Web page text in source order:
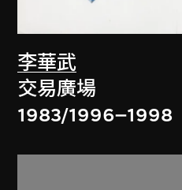
李華武
交易廣場
1983/1996–1998